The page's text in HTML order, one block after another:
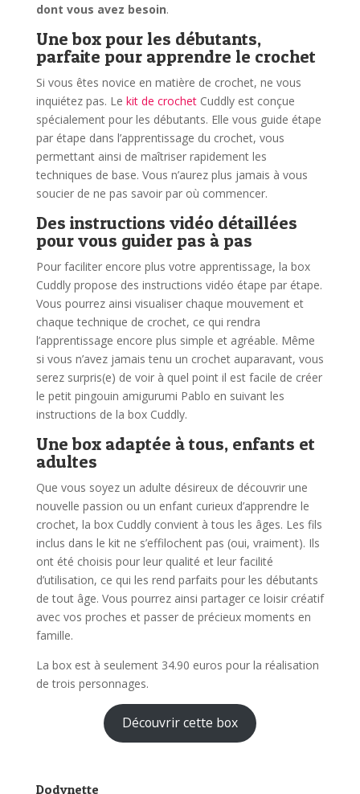
dont vous avez besoin.
Une box pour les débutants,
parfaite pour apprendre le crochet
Si vous êtes novice en matière de crochet, ne vous
inquiétez pas. Le kit de crochet Cuddly est conçue
spécialement pour les débutants. Elle vous guide étape
par étape dans l’apprentissage du crochet, vous
permettant ainsi de maîtriser rapidement les
techniques de base. Vous n’aurez plus jamais à vous
soucier de ne pas savoir par où commencer.
Des instructions vidéo détaillées
pour vous guider pas à pas
Pour faciliter encore plus votre apprentissage, la box
Cuddly propose des instructions vidéo étape par étape.
Vous pourrez ainsi visualiser chaque mouvement et
chaque technique de crochet, ce qui rendra
l’apprentissage encore plus simple et agréable. Même
si vous n’avez jamais tenu un crochet auparavant, vous
serez surpris(e) de voir à quel point il est facile de créer
le petit pingouin amigurumi Pablo en suivant les
instructions de la box Cuddly.
Une box adaptée à tous, enfants et
adultes
Que vous soyez un adulte désireux de découvrir une
nouvelle passion ou un enfant curieux d’apprendre le
crochet, la box Cuddly convient à tous les âges. Les fils
inclus dans le kit ne s’effilochent pas (oui, vraiment). Ils
ont été choisis pour leur qualité et leur facilité
d’utilisation, ce qui les rend parfaits pour les débutants
de tout âge. Vous pourrez ainsi partager ce loisir créatif
avec vos proches et passer de précieux moments en
famille.
La box est à seulement 34.90 euros pour la réalisation
de trois personnages.
Découvrir cette box
Dodynette